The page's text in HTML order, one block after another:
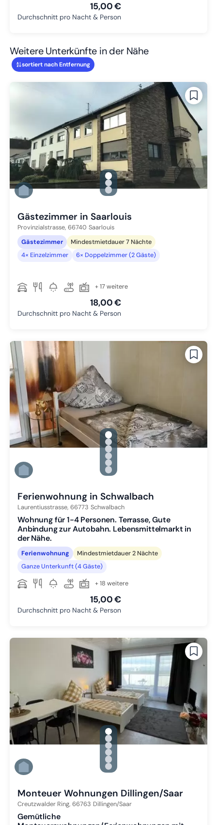
15,00 €
Durchschnitt pro Nacht & Person
Weitere Unterkünfte in der Nähe
sortiert nach Entfernung
gallery.slide_selector
Zu Slide 1 wechseln
Zu Slide 2 wechseln
Zu Slide 3 wechseln
Gästezimmer in Saarlouis
Provinzialstrasse, 66740 Saarlouis
Gästezimmer
Mindestmietdauer 7 Nächte
4× Einzelzimmer
6× Doppelzimmer (2 Gäste)
+ 17 weitere
18,00 €
Durchschnitt pro Nacht & Person
gallery.slide_selector
Zu Slide 1 wechseln
Zu Slide 2 wechseln
Zu Slide 3 wechseln
Zu Slide 4 wechseln
Zu Slide 5 wechseln
Zu Slide 6 wechseln
Ferienwohnung in Schwalbach
Laurentiusstrasse, 66773 Schwalbach
Wohnung für 1-4 Personen. Terrasse, Gute
Anbindung zur Autobahn. Lebensmittelmarkt in
der Nähe.
Ferienwohnung
Mindestmietdauer 2 Nächte
Ganze Unterkunft (4 Gäste)
+ 18 weitere
15,00 €
Durchschnitt pro Nacht & Person
gallery.slide_selector
Zu Slide 1 wechseln
Zu Slide 2 wechseln
Zu Slide 3 wechseln
Zu Slide 4 wechseln
Zu Slide 5 wechseln
Zu Slide 6 wechseln
Monteuer Wohnungen Dillingen/Saar
Creutzwalder Ring, 66763 Dillingen/Saar
Gemütliche